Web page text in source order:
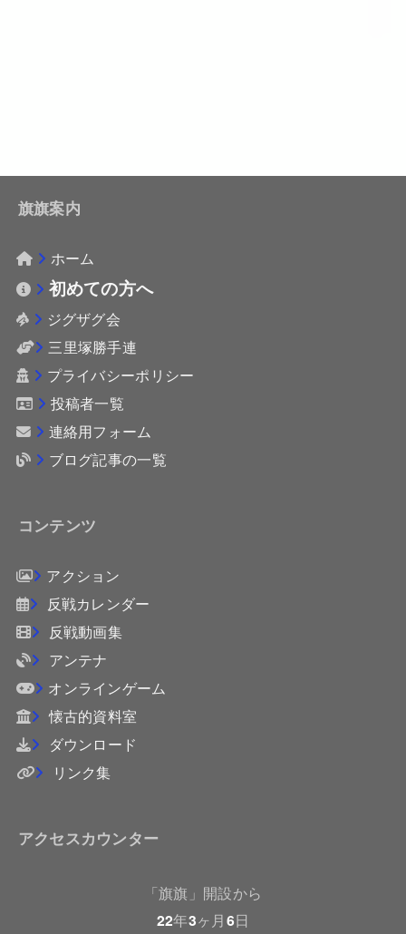
旗旗案内
ホーム
初めての方へ
ジグザグ会
三里塚勝手連
プライバシーポリシー
投稿者一覧
連絡用フォーム
ブログ記事の一覧
コンテンツ
アクション
反戦カレンダー
反戦動画集
アンテナ
オンラインゲーム
懐古的資料室
ダウンロード
リンク集
アクセスカウンター
「旗旗」開設から
22年3ヶ月6日